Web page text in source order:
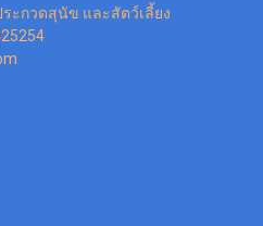
ะกวดสุนัข และสัตว์เลี้ยง